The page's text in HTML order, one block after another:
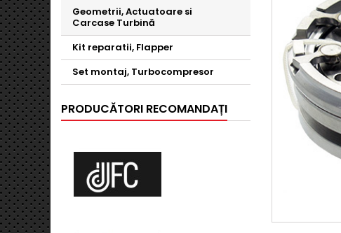
Geometrii, Actuatoare si
Carcase Turbină
Kit reparatii, Flapper
Set montaj, Turbocompresor
PRODUCĂTORI RECOMANDAȚI